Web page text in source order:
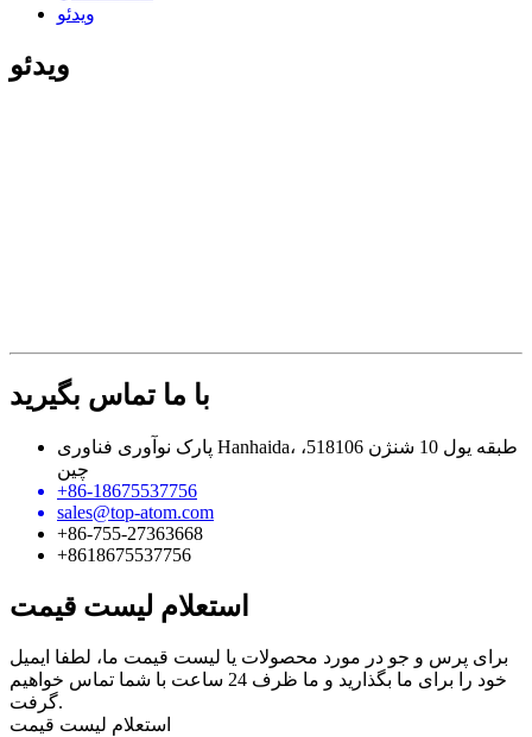
ویدئو
ویدئو
با ما تماس بگیرید
پارک نوآوری فناوری Hanhaida، طبقه یول 10 شنژن 518106،
چین
+86-18675537756
sales@top-atom.com
+86-755-27363668
+8618675537756
استعلام لیست قیمت
برای پرس و جو در مورد محصولات یا لیست قیمت ما، لطفا ایمیل
خود را برای ما بگذارید و ما ظرف 24 ساعت با شما تماس خواهیم
گرفت.
استعلام لیست قیمت